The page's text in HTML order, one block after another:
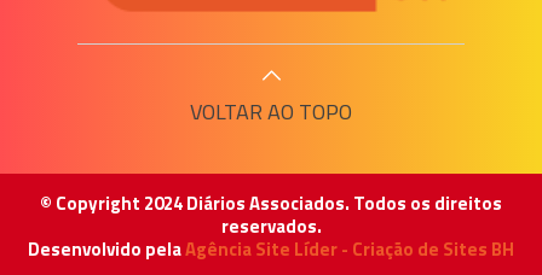
VOLTAR AO TOPO
© Copyright 2024 Diários Associados. Todos os direitos
reservados.
Desenvolvido pelaAgência Site Líder - Criação de Sites BH